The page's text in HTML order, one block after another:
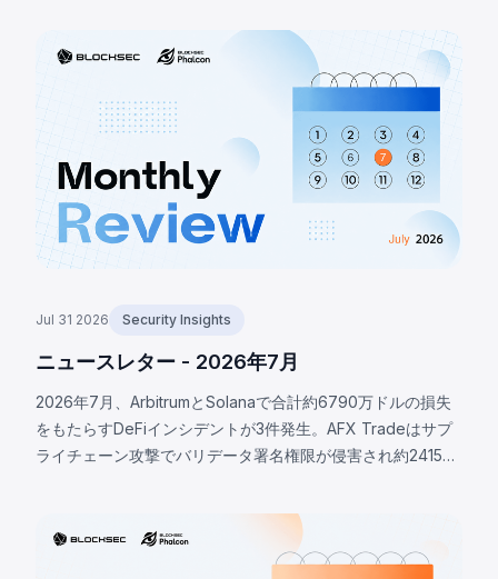
成を誘導。攻撃者は少なくとも1,370 BTC（約8800万ドル）
を窃取。BNBチェーンのLULAトークンでは、攻撃者が特権的
な`recycle()`関数を呼び出し、PancakeSwap V2のペアから
LULAを引き出して流動性を枯渇させ、約57.8万ドルの損失が
発生。
Jul 31 2026 Security Insights
ニュースレター - 2026年7月
2026年7月、ArbitrumとSolanaで合計約6790万ドルの損失
をもたらすDeFiインシデントが3件発生。AFX Tradeはサプ
ライチェーン攻撃でバリデータ署名権限が侵害され約2415万
で議決権を取得し悪意ある資金移転を可決、約2000万ドル